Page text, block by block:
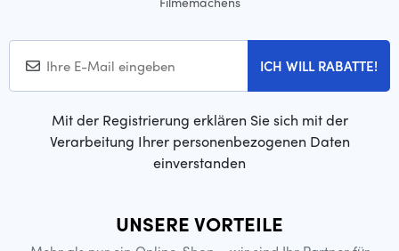
ICH WILL RABATTE!
Mit der Registrierung erklären Sie sich mit der
Verarbeitung Ihrer personenbezogenen Daten
einverstanden
UNSERE VORTEILE